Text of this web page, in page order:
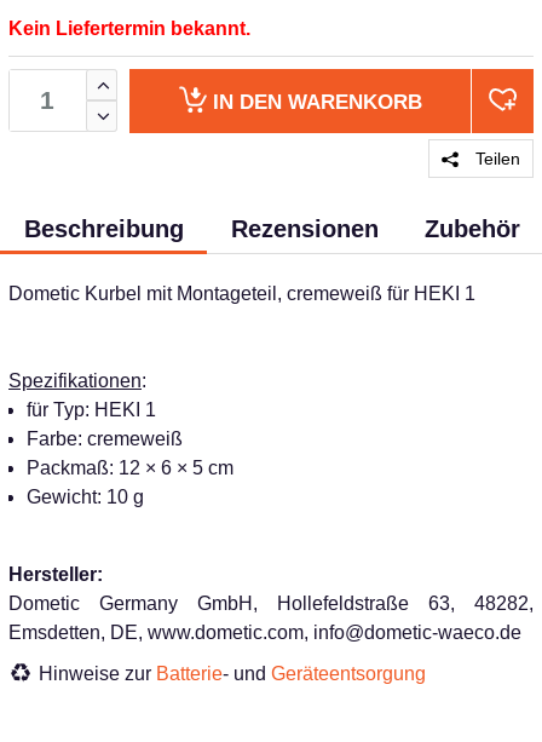
Kein Liefertermin bekannt.
IN DEN WARENKORB
Teilen
Beschreibung Rezensionen Zubehör
Dometic Kurbel mit Montageteil, cremeweiß für HEKI 1
Spezifikationen:
für Typ: HEKI 1
Farbe: cremeweiß
Packmaß: 12 × 6 × 5 cm
Gewicht: 10 g
Hersteller:
Dometic Germany GmbH, Hollefeldstraße 63, 48282,
Emsdetten, DE, www.dometic.com, info@dometic-waeco.de
Hinweise zur Batterie- und Geräteentsorgung